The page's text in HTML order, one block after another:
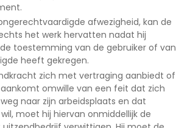
afwezigheid, kan de
het werk hervatten nadat hij
toestemming van de gebruiker of van
heeft gekregen.
zich met vertraging aanbiedt of
omwille van een feit dat zich
naar zijn arbeidsplaats en dat
moet hij hiervan onmiddellijk de